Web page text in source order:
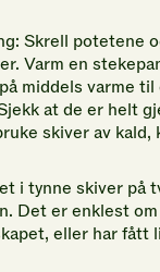
Skrell potetene
Varm en
middels varme til
at de er helt
skiver av
i tynne skiver på
Det er enklest
eller har fått